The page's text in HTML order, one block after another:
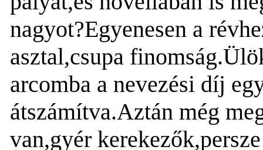
nagyot?Egyenesen a
asztal,csupa
arcomba a nevezési díj
átszámítva.Aztán még
van,gyér